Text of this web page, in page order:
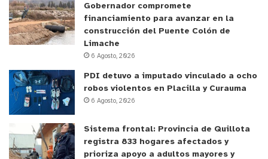
Gobernador compromete
financiamiento para avanzar en la
construcción del Puente Colón de
Limache
6 Agosto, 2026
PDI detuvo a imputado vinculado a ocho
robos violentos en Placilla y Curauma
6 Agosto, 2026
Sistema frontal: Provincia de Quillota
registra 833 hogares afectados y
prioriza apoyo a adultos mayores y